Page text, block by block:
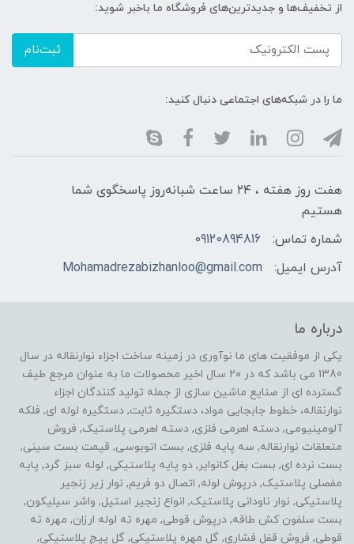
از تخفیف‌ها و جدیدترین‌های فروشگاه ما باخبر شوید:
ثبت‌نام
ما را در شبکه‌های اجتماعی دنبال کنید:
هفت روز هفته ، ۲۴ ساعت شبانه‌روز پاسخگوی شما
هستیم
شماره تماس:
09120894816
آدرس ایمیل:
Mohamadrezabizhanloo@gmail.com
درباره ما
یکی از موفقیت های ما نوآوری در زمینه ساخت اجزاء نوارنقاله در سال
1380 می باشد که در ۲۰ سال اخیر محصولات ما به عنوان مرجع طیف
گسترده ای از صنایع ماشین سازی از جمله تولید کنندگان اجزاء
نوارنقاله، خطوط جابجایی مواد، دستگیره ثابت, دستگیره لوله ای, فلکه
آلومینیومی, دسته اهرمی فلزی, دسته اهرمی پلاستیک, فروش
متعلقات نوارنقاله, سه پایه فلزی, بست اتوبوسی, قیمت بست سینی,
بست نرده ای, بست بغل کانوایر, دو پایه پلاستیکی, لوله سبز گرد, پایه
مفصلی پلاستیک, درپوش لوله, اتصال دو فریم, نوار زیر زنجیر
پلاستیکی, نوار ناودانی پلاستیک, انواع زنجیر استیل, واشر سیلیکون,
بست سلفون کش طاقه, درپوش قوطی, مهره ته لوله ارزان, مهره ته
قوطی, فروش قفل فشاری, گل مهره پلاستیکی, گل پیچ پلاستیکی,